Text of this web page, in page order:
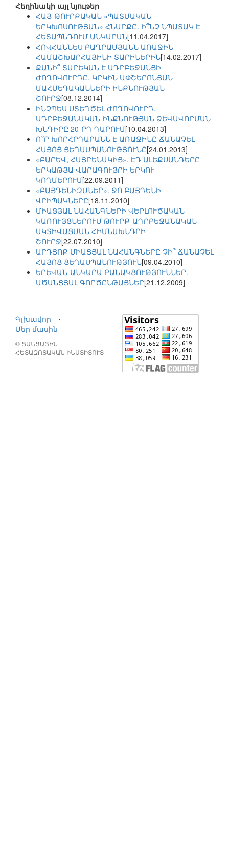
Հեղինակի այլ նյութեր
ՀԱՅ-ԹՈՒՐՔԱԿԱՆ «ՊԱՏՄԱԿԱՆ
ԵՐԿԽՈՍՈՒԹՅԱՆ» ՀՆԱՐՔԸ. Ի՞ՆՉ ՆՊԱՏԱԿ Է
ՀԵՏԱՊՆԴՈՒՄ ԱՆԿԱՐԱՆ[11.04.2017]
ՀՈՎՀԱՆՆԵՍ ԲԱՂՐԱՄՅԱՆՆ ԱՌԱՋԻՆ
ՀԱՄԱՇԽԱՐՀԱՅԻՆԻ ՏԱՐԻՆԵՐԻՆ[14.02.2017]
ՔԱՆԻ՞ ՏԱՐԵԿԱՆ Է ԱԴՐԲԵՋԱՆՑԻ
ԺՈՂՈՎՈՒՐԴԸ. ԿՐԿԻՆ ԱՓՇԵՐՈՆՅԱՆ
ՄԱՀՄԵԴԱԿԱՆՆԵՐԻ ԻՆՔՆՈՒԹՅԱՆ
ՇՈՒՐՋ[08.12.2014]
ԻՆՉՊԵՍ ՍՏԵՂԾԵԼ ԺՈՂՈՎՈՒՐԴ.
ԱԴՐԲԵՋԱՆԱԿԱՆ ԻՆՔՆՈՒԹՅԱՆ ՁԵՎԱՎՈՐՄԱՆ
ԽՆԴԻՐԸ 20-ՐԴ ԴԱՐՈՒՄ[10.04.2013]
Ո՞Ր ԽՈՐՀՐԴԱՐԱՆՆ Է ԱՌԱՋԻՆԸ ՃԱՆԱՉԵԼ
ՀԱՅՈՑ ՑԵՂԱՍՊԱՆՈՒԹՅՈՒՆԸ[24.01.2013]
«ԲԱՐԵՎ, ՀԱՅՐԵՆԱԿԻՑ». ԷԴ ԱԼԵՔՍԱՆԴԵՐԸ
ԵՐԿԱԹՅԱ ՎԱՐԱԳՈՒՅՐԻ ԵՐԿՈՒ
ԿՈՂՄԵՐՈՒՄ[22.09.2011]
«ԲԱՅԴԵՆԻԶՄՆԵՐ». ՋՈ ԲԱՅԴԵՆԻ
ՎՐԻՊԱԿՆԵՐԸ[18.11.2010]
ՄԻԱՑՅԱԼ ՆԱՀԱՆԳՆԵՐԻ ՎԵՐԼՈՒԾԱԿԱՆ
ԿԱՌՈՒՅՑՆԵՐՈՒՄ ԹՈՒՐՔ-ԱԴՐԲԵՋԱՆԱԿԱՆ
ԱԿՏԻՎԱՑՄԱՆ ՀԻՄՆԱԽՆԴՐԻ
ՇՈՒՐՋ[22.07.2010]
ԱՐԴՅՈՔ ՄԻԱՑՅԱԼ ՆԱՀԱՆԳՆԵՐԸ ՉԻ՞ ՃԱՆԱՉԵԼ
ՀԱՅՈՑ ՑԵՂԱՍՊԱՆՈՒԹՅՈՒՆ[09.04.2010]
ԵՐԵՎԱՆ-ԱՆԿԱՐԱ ԲԱՆԱԿՑՈՒԹՅՈՒՆՆԵՐ.
ԱԾԱՆՑՅԱԼ ԳՈՐԾԸՆԹԱՑՆԵՐ[21.12.2009]
Գլխավոր
⋅
Մեր մասին
© ՑԱՆՑԱՅԻՆ
ՀԵՏԱԶՈՏԱԿԱՆ ԻՆՍՏԻՏՈՒՏ